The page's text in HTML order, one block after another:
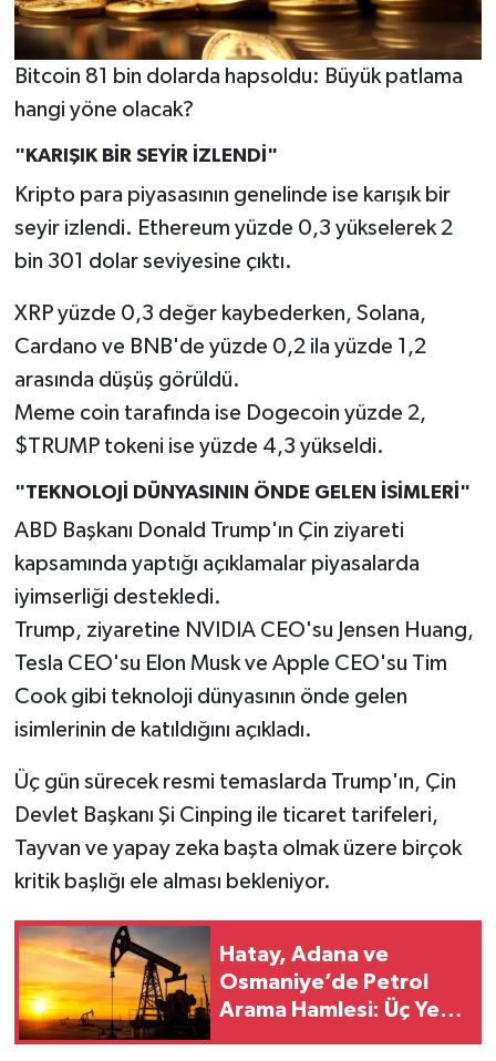
Bitcoin 81 bin dolarda hapsoldu: Büyük patlama
hangi yöne olacak?
"KARIŞIK BİR SEYİR İZLENDİ"
Kripto para piyasasının genelinde ise karışık bir
seyir izlendi. Ethereum yüzde 0,3 yükselerek 2
bin 301 dolar seviyesine çıktı.
XRP yüzde 0,3 değer kaybederken, Solana,
Cardano ve BNB'de yüzde 0,2 ila yüzde 1,2
arasında düşüş görüldü.
Meme coin tarafında ise Dogecoin yüzde 2,
$TRUMP tokeni ise yüzde 4,3 yükseldi.
"TEKNOLOJİ DÜNYASININ ÖNDE GELEN İSİMLERİ"
ABD Başkanı Donald Trump'ın Çin ziyareti
kapsamında yaptığı açıklamalar piyasalarda
iyimserliği destekledi.
Trump, ziyaretine NVIDIA CEO'su Jensen Huang,
Tesla CEO'su Elon Musk ve Apple CEO'su Tim
Cook gibi teknoloji dünyasının önde gelen
isimlerinin de katıldığını açıkladı.
Üç gün sürecek resmi temaslarda Trump'ın, Çin
Devlet Başkanı Şi Cinping ile ticaret tarifeleri,
Tayvan ve yapay zeka başta olmak üzere birçok
kritik başlığı ele alması bekleniyor.
Hatay, Adana ve
Osmaniye’de Petrol
Arama Hamlesi: Üç Yeni